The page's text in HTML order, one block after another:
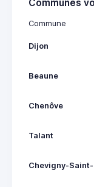
Communes
Commune
Dijon
Beaune
Chenôve
Talant
Chevigny-